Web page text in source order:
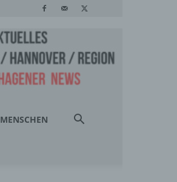
MENSCHEN